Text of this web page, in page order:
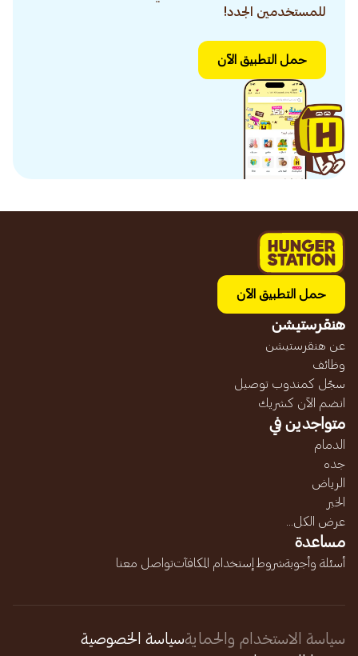
للمستخدمين الجدد!
حمل التطبيق الآن
حمل التطبيق الآن
هنقرستيشن
عن هنقرستيشن
وظائف
سجّل كمندوب توصيل
انضم الآن كشريك
متواجدين في
الدمام
جده
الرياض
الخبر
عرض الكل...
مساعدة
أسئلة وأجوبةشروط إستخدام المكافآتتواصل معنا
سياسة الاستخدام والحمايةسياسة الخصوصية